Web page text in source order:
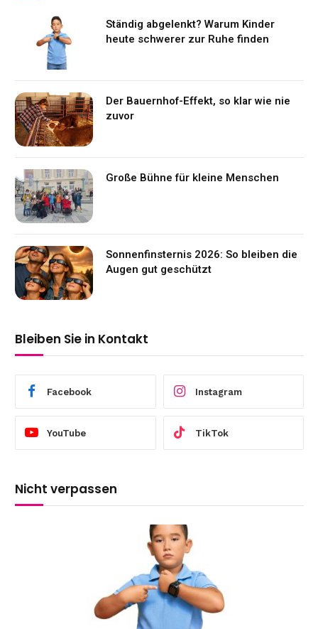
Ständig abgelenkt? Warum Kinder
heute schwerer zur Ruhe finden
Der Bauernhof-Effekt, so klar wie nie
zuvor
Große Bühne für kleine Menschen
Sonnenfinsternis 2026: So bleiben die
Augen gut geschützt
Bleiben Sie in Kontakt
Facebook Instagram
YouTube TikTok
Nicht verpassen